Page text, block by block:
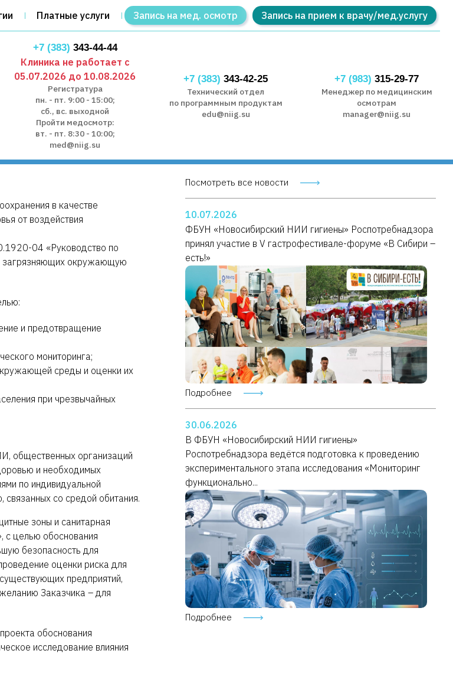
Платные услуги Запись на мед. осмотр Запись на прием к врачу/мед.услугу
+7 (383) 343-44-44
Клиника не работает с
05.07.2026 до 10.08.2026
Регистратура
пн. - пт. 9:00 - 15:00;
сб., вс. выходной
Пройти медосмотр:
вт. - пт. 8:30 - 10:00;
med@niig.su
+7 (383) 343-42-25
Технический отдел
по программным продуктам
edu@niig.su
+7 (983) 315-29-77
Менеджер по медицинским
осмотрам
manager@niig.su
в качестве
от воздействия
04 «Руководство по
загрязняющих окружающую
и предотвращение
мониторинга;
среды и оценки их
при чрезвычайных
общественных организаций
и необходимых
по индивидуальной
связанных со средой обитания.
зоны и санитарная
с целью обоснования
безопасность для
оценки риска для
предприятий,
Заказчика – для
обоснования
исследование влияния
Посмотреть все новости
10.07.2026
ФБУН «Новосибирский НИИ гигиены» Роспотребнадзора
принял участие в V гастрофестивале-форуме «В Сибири –
есть!»
Подробнее
30.06.2026
В ФБУН «Новосибирский НИИ гигиены»
Роспотребнадзора ведётся подготовка к проведению
экспериментального этапа исследования «Мониторинг
функционально...
Подробнее